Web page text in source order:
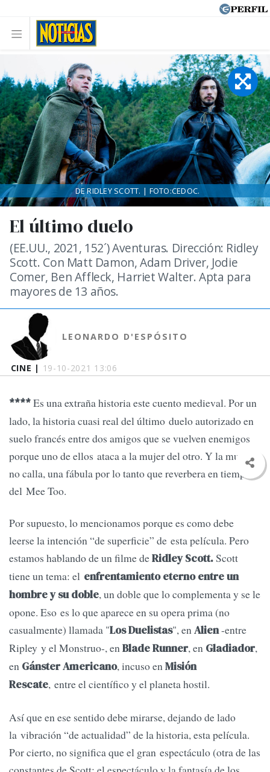
CINE | 19-10-2021 13:06
El último duelo
(EE.UU., 2021, 152´) Aventuras. Dirección: Ridley
Scott. Con Matt Damon, Adam Driver, Jodie
Comer, Ben Affleck, Harriet Walter. Apta para
mayores de 13 años.
LEONARDO D'ESPÓSITO
DE RIDLEY SCOTT. | FOTO:CEDOC.
****Es una extraña historia este cuento medieval. Por un
lado, la historia cuasi real del último duelo autorizado en
suelo francés entre dos amigos que se vuelven enemigos
porque uno de ellos ataca a la mujer del otro. Y la mujer
no calla, una fábula por lo tanto que reverbera en tiempos
del Mee Too.
Por supuesto, lo mencionamos porque es como debe
leerse la intención “de superficie” de esta película. Pero
estamos hablando de un filme deRidley Scott.Scott
tiene un tema: el enfrentamiento eterno entre un
hombre y su doble, un doble que lo complementa y se le
opone. Eso es lo que aparece en su opera prima (no
casualmente) llamada "LosDuelistas", enAlien-entre
Ripley y el Monstruo-, enBlade Runner, en Gladiador,
en Gánster Americano, incuso enMisión
Rescate, entre el científico y el planeta hostil.
Así que en ese sentido debe mirarse, dejando de lado
la vibración “de actualidad” de la historia, esta película.
Por cierto, no significa que el gran espectáculo (otra de las